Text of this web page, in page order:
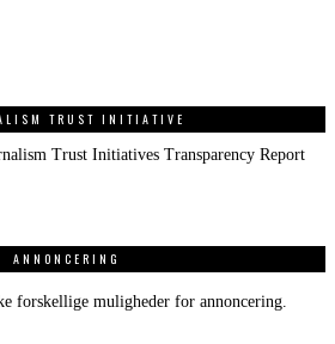
TRUST INITIATIVE
Trust Initiatives Transparency Report
ANNONCERING
forskellige muligheder for annoncering.